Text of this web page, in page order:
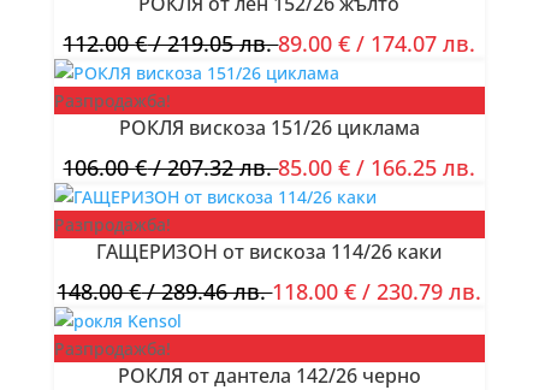
112.00€/ 219.05 лв.89.00€ / 174.07 лв.
Разпродажба!
РОКЛЯ вискоза 151/26 циклама
106.00€/ 207.32 лв.85.00€ / 166.25 лв.
Разпродажба!
ГАЩЕРИЗОН от вискоза 114/26 каки
148.00€/ 289.46 лв.118.00€ / 230.79 лв.
Разпродажба!
РОКЛЯ от дантела 142/26 черно